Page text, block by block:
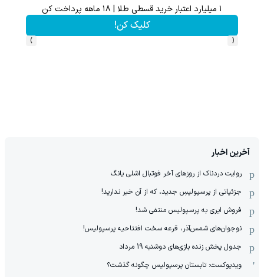
۱ میلیارد اعتبار خرید قسطی طلا | ۱۸ ماهه پرداخت کن
کلیک کن!
‹
›
آخرین اخبار
روایت دردناک از روزهای آخر فوتبال اشلی یانگ
جزئیاتی از پرسپولیسِ جدید، که از آن ‌خبر ندارید!
فروش ایری به پرسپولیس منتفی شد!
نوجوان‌های شمس‌آذر، قرعه سخت افتتاحیه پرسپولیس!
جدول پخش زنده بازی‌های دوشنبه 19 مرداد
ویدیوکست: تابستان پرسپولیس چگونه گذشت؟